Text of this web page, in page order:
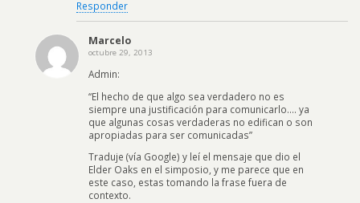
Responder
Marcelo
octubre 29, 2013
Admin:
“El hecho de que algo sea verdadero no es
siempre una justificación para comunicarlo…. ya
que algunas cosas verdaderas no edifican o son
apropiadas para ser comunicadas”
Traduje (vía Google) y leí el mensaje que dio el
Elder Oaks en el simposio, y me parece que en
este caso, estas tomando la frase fuera de
contexto.